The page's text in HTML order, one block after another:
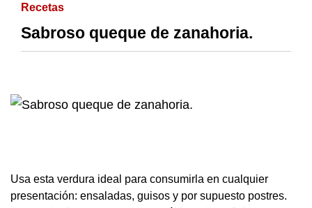
Recetas
Sabroso queque de zanahoria.
Usa esta verdura ideal para consumirla en cualquier
presentación: ensaladas, guisos y por supuesto postres.